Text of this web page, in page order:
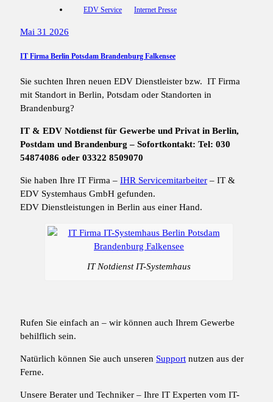
EDV Service Internet Presse
Mai 31 2026
IT Firma Berlin Potsdam Brandenburg Falkensee
Sie suchten Ihren neuen EDV Dienstleister bzw. IT Firma
mit Standort in Berlin, Potsdam oder Standorten in
Brandenburg?
IT & EDV Notdienst für Gewerbe und Privat in Berlin,
Postdam und Brandenburg – Sofortkontakt: Tel: 030
54874086 oder 03322 8509070
Sie haben Ihre IT Firma – IHR Servicemitarbeiter – IT &
EDV Systemhaus GmbH gefunden.
EDV Dienstleistungen in Berlin aus einer Hand.
IT Notdienst IT-Systemhaus
Rufen Sie einfach an – wir können auch Ihrem Gewerbe
behilflich sein.
Natürlich können Sie auch unseren Support nutzen aus der
Ferne.
Unsere Berater und Techniker – Ihre IT Experten vom IT-